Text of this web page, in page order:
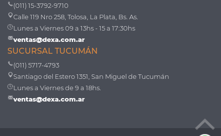
(011) 15-3792-9710
Calle 119 Nro 258, Tolosa, La Plata, Bs. As.
Lunes a Viernes 09 a 13hs - 15 a 17:30hs
ventas@dexa.com.ar
SUCURSAL TUCUMÁN
(011) 5717-4793
Santiago del Estero 1351, San Miguel de Tucumán
Lunes a Viernes de 9 a 18hs.
ventas@dexa.com.ar